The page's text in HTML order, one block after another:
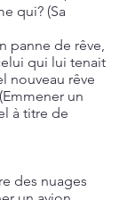
qui? (Sa
panne de rêve,
qui lui tenait
nouveau rêve
un
à titre de
des nuages